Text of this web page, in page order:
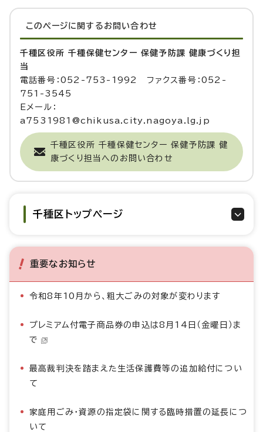
このページに関する お問い合わせ
千種区役所 千種保健センター 保健予防課 健康づくり担
当
電話番号：052-753-1992 ファクス番号：052-
751-3545
Eメール：
a7531981@chikusa.city.nagoya.lg.jp
千種区役所 千種保健センター 保健予防課 健
康づくり担当へのお問い合わせ
千種区トップページ
重要なお知らせ
令和8年10月から、粗大ごみの対象が変わります
プレミアム付電子商品券の申込は8月14日（金曜日）ま
で
最高裁判決を踏まえた生活保護費等の追加給付につい
て
家庭用ごみ・資源の指定袋に関する臨時措置の延長につ
いて